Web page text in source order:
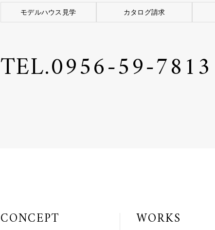
モデルハウス見学 カタログ請求
TEL.0956-59-7813
CONCEPT WORKS